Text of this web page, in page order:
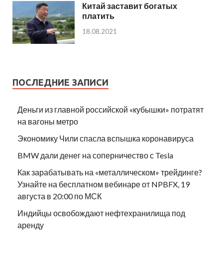
Китай заставит богатых
платить
18.08.2021
ПОСЛЕДНИЕ ЗАПИСИ
Деньги из главной российской «кубышки» потратят
на вагоны метро
Экономику Чили спасла вспышка коронавируса
BMW дали денег на соперничество с Tesla
Как зарабатывать на «металлическом» трейдинге?
Узнайте на бесплатном вебинаре от NPBFX, 19
августа в 20:00 по МСК
Индийцы освобождают нефтехранилища под
аренду